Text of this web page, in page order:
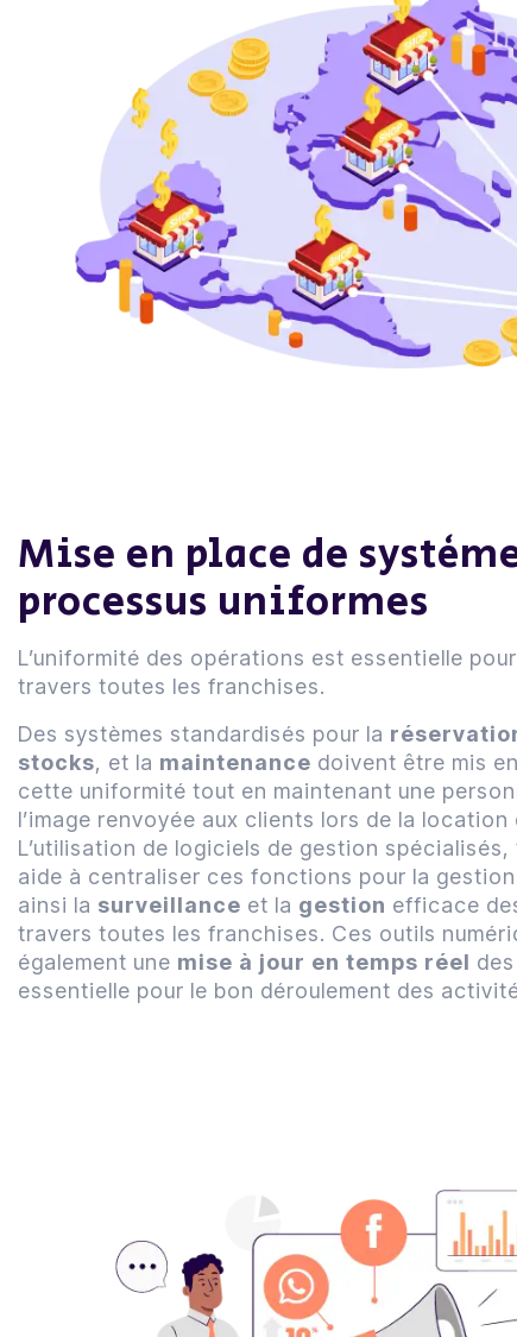
Mise en place de
processus uniformes
L’uniformité des opérations est essentielle
travers toutes les franchises.
Des systèmes standardisés pour la
stocks, et la maintenance doivent être mis
cette uniformité tout en maintenant une
l’image renvoyée aux clients lors de la location
L’utilisation de logiciels de gestion spécialisés,
aide à centraliser ces fonctions pour la
ainsi la surveillance et la gestion efficace
travers toutes les franchises. Ces outils
également une mise à jour en temps réel
essentielle pour le bon déroulement des